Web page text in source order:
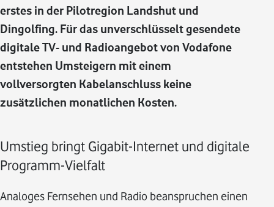
erstes in der Pilotregion Landshut und
Dingolfing. Für das unverschlüsselt gesendete
digitale TV- und Radioangebot von Vodafone
entstehen Umsteigern mit einem
vollversorgten Kabelanschluss keine
zusätzlichen monatlichen Kosten.
Umstieg bringt Gigabit-Internet und digitale
Programm-Vielfalt
Analoges Fernsehen und Radio beanspruchen einen